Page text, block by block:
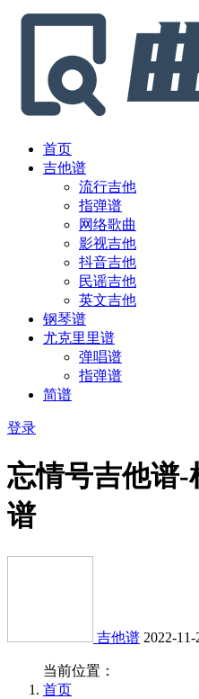
首页
吉他谱
流行吉他
指弹谱
网络歌曲
影视吉他
抖音吉他
民谣吉他
英文吉他
钢琴谱
尤克里里谱
弹唱谱
指弹谱
简谱
登录
忘情号吉他谱
谱
吉他谱 2022-11-
当前位置：
首页